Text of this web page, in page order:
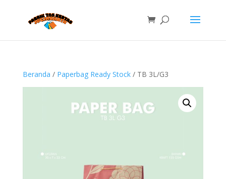
Beranda / Paperbag Ready Stock/ TB 3L/G3